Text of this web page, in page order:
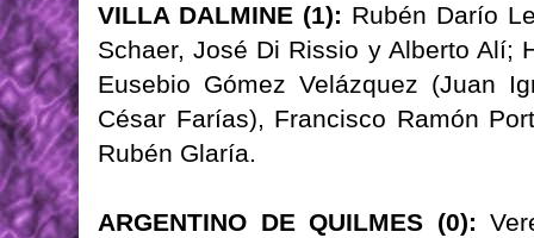
VILLA DALMINE (1): Rubén Darío
Schaer, José Di Rissio y Alberto Alí;
Eusebio Gómez Velázquez (Juan
César Farías), Francisco Ramón
Rubén Glaría.
ARGENTINO DE QUILMES (0):